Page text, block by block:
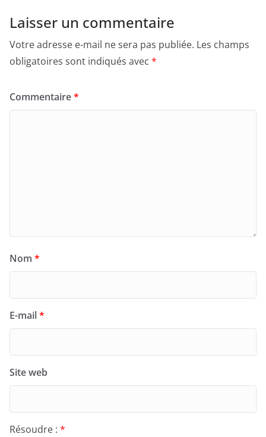
Laisser un commentaire
Votre adresse e-mail ne sera pas publiée. Les champs
obligatoires sont indiqués avec *
Commentaire*
Nom *
E-mail*
Site web
Résoudre : *